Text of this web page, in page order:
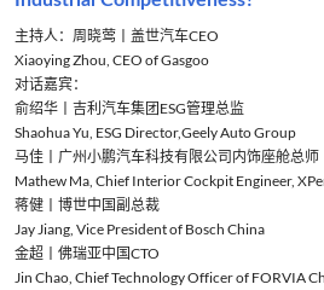
主持人：周晓莺丨盖世汽车CEO
Xiaoying Zhou, CEO of Gasgoo
对话嘉宾：
俞绍华丨吉利汽车集团ESG管理总监
Shaohua Yu, ESG Director,Geely Auto Group
马佳丨广州小鹏汽车科技有限公司内饰座舱总师
Mathew Ma, Chief Interior Cockpit Engineer,
蒋健丨博世中国副总裁
Jay Jiang, Vice President of Bosch China
金超丨佛瑞亚中国CTO
Jin Chao, Chief Technology Officer of FORVIA